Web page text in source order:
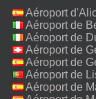
Aéroport
Aéroport de
Aéroport de
Aéroport de
Aéroport de
Aéroport de
Aéroport de